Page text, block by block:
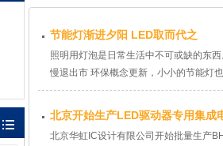
节能灯渐进夕阳 LED取而代之
照明用灯泡是日常生活中不可或缺的东西
慢退出市 环保概念更新，小小的节能
北京开始生产LED驱动器专用集成
北京华虹IC设计有限公司开始批量生产